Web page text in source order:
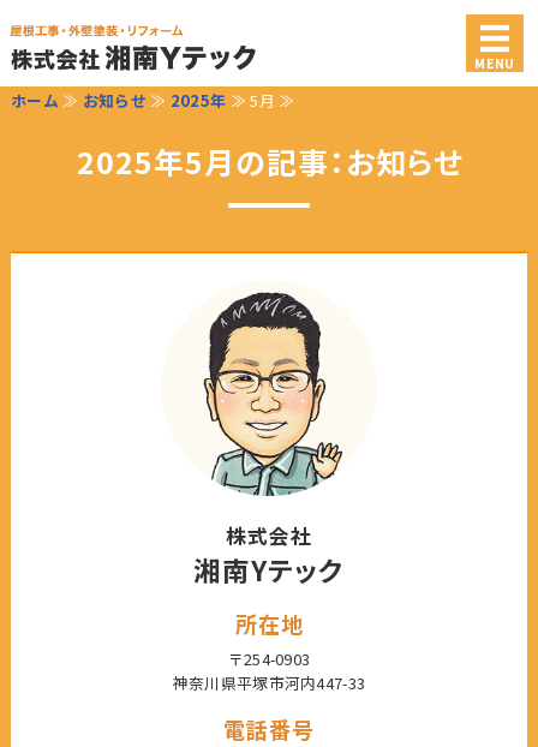
屋根・外装・リフォーム
MENU
ホーム
業務案内
ホーム ≫ お知らせ ≫ 2025年 ≫ 5月 ≫
2025年5月の記事：お知らせ
株式会社
湘南Yテック
所在地
〒254-0903
神奈川県平塚市河内447-33
電話番号